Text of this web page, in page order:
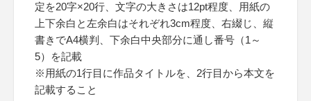
定を20字×20行、文字の大きさは12pt程度、用紙の
上下余白と左余白はそれぞれ3cm程度、右綴じ、縦
書きでA4横判、下余白中央部分に通し番号（1～
5）を記載
※用紙の1行目に作品タイトルを、2行目から本文を
記載すること